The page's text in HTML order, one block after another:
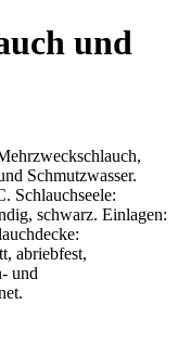
und
Schmutzwasser.
Schlauchseele:
schwarz. Einlagen:
abriebfest,
und